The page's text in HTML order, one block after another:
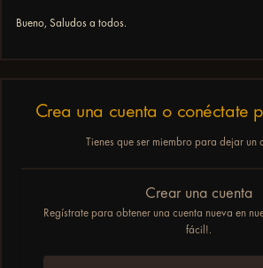
Bueno, Saludos a todos.
Crea una cuenta o conéctate
Tienes que ser miembro para dejar un
Crear una cuenta
Regístrate para obtener una cuenta nueva en
fácil!.